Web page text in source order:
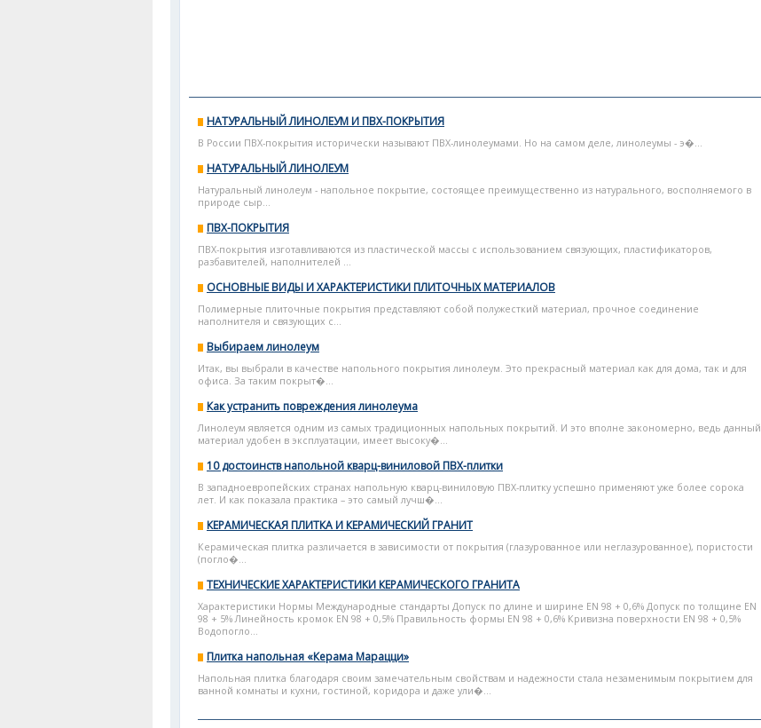
НАТУРАЛЬНЫЙ ЛИНОЛЕУМ И ПВХ-ПОКРЫТИЯ
В России ПВХ-покрытия исторически называют ПВХ-линолеумами. Но на самом деле, линолеумы - э�...
НАТУРАЛЬНЫЙ ЛИНОЛЕУМ
Натуральный линолеум - напольное покрытие, состоящее преимущественно из натурального, восполняемого в
природе сыр...
ПВХ-ПОКРЫТИЯ
ПВХ-покрытия изготавливаются из пластической массы с использованием связующих, пластификаторов,
разбавителей, наполнителей ...
ОСНОВНЫЕ ВИДЫ И ХАРАКТЕРИСТИКИ ПЛИТОЧНЫХ МАТЕРИАЛОВ
Полимерные плиточные покрытия представляют собой полу­жесткий материал, прочное соединение
наполнителя и связующих с...
Выбираем линолеум
Итак, вы выбрали в качестве напольного покрытия линолеум. Это прекрасный материал как для дома, так и для
офиса. За таким покрыт�...
Как устранить повреждения линолеума
Линолеум является одним из самых традиционных напольных покрытий. И это вполне закономерно, ведь данный
материал удобен в эксплуатации, имеет высоку�...
10 достоинств напольной кварц-виниловой ПВХ-плитки
В западноевропейских странах напольную кварц-виниловую ПВХ-плитку успешно применяют уже более сорока
лет. И как показала практика – это самый лучш�...
КЕРАМИЧЕСКАЯ ПЛИТКА И КЕРАМИЧЕСКИЙ ГРАНИТ
Керамическая плитка различается в зависимости от покрытия (глазурованное или неглазурованное), пористости
(погло�...
ТЕХНИЧЕСКИЕ ХАРАКТЕРИСТИКИ КЕРАМИЧЕСКОГО ГРАНИТА
Характеристики Нормы Международные стандарты Допуск по длине и ширине ЕN 98 + 0,6% Допуск по толщине ЕN
98 + 5% Линейность кромок ЕN 98 + 0,5% Правильность формы ЕN 98 + 0,6% Кривизна поверхности ЕN 98 + 0,5%
Водопогло...
Плитка напольная «Керама Марацци»
Напольная плитка благодаря своим замечательным свойствам и надежности стала незаменимым покрытием для
ванной комнаты и кухни, гостиной, коридора и даже ули�...